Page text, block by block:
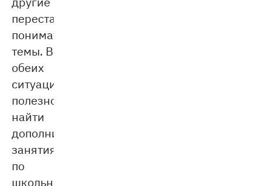
перестают
понимать
темы. В
обеих
ситуациях
полезно
найти
дополнительные
занятия
по
школьным